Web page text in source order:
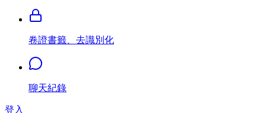
卷證書籤、去識別化
聊天紀錄
登入